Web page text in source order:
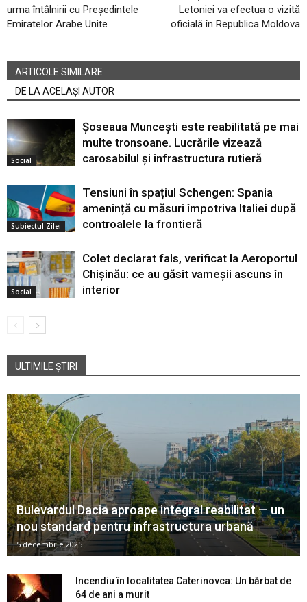
urma întâlnirii cu Președintele
Emiratelor Arabe Unite
Letoniei va efectua o vizită
oficială în Republica Moldova
ARTICOLE SIMILARE
DE LA ACELAȘI AUTOR
Social
Șoseaua Muncești este reabilitată pe mai
multe tronsoane. Lucrările vizează
carosabilul și infrastructura rutieră
Subiectul Zilei
Tensiuni în spațiul Schengen: Spania
amenință cu măsuri împotriva Italiei după
controalele la frontieră
Social
Colet declarat fals, verificat la Aeroportul
Chișinău: ce au găsit vameșii ascuns în
interior
ULTIMILE ȘTIRI
Bulevardul Dacia aproape integral reabilitat — un
nou standard pentru infrastructura urbană
5 decembrie 2025
Incendiu în localitatea Caterinovca: Un bărbat de
64 de ani a murit